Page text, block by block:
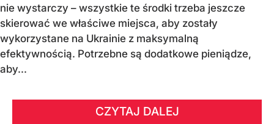
nie wystarczy – wszystkie te środki trzeba jeszcze
skierować we właściwe miejsca, aby zostały
wykorzystane na Ukrainie z maksymalną
efektywnością. Potrzebne są dodatkowe pieniądze,
aby...
CZYTAJ DALEJ